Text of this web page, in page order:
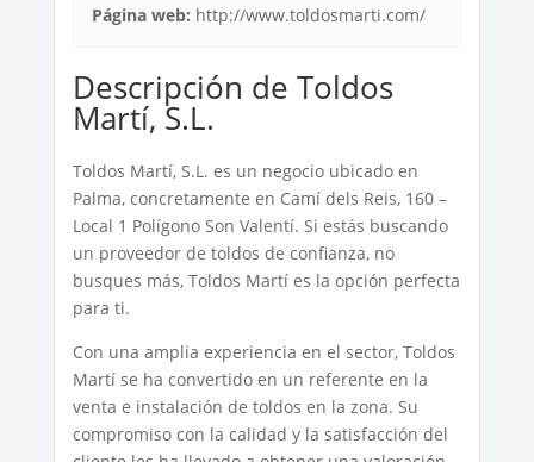
Página web: http://www.toldosmarti.com/
Descripción de Toldos
Martí, S.L.
Toldos Martí, S.L. es un negocio ubicado en
Palma, concretamente en Camí dels Reis, 160 –
Local 1 Polígono Son Valentí. Si estás buscando
un proveedor de toldos de confianza, no
busques más, Toldos Martí es la opción perfecta
para ti.
Con una amplia experiencia en el sector, Toldos
Martí se ha convertido en un referente en la
venta e instalación de toldos en la zona. Su
compromiso con la calidad y la satisfacción del